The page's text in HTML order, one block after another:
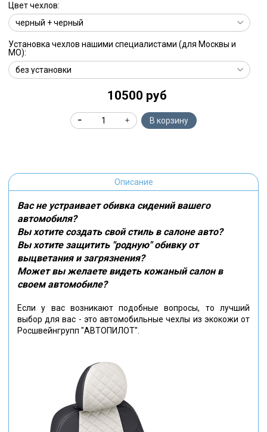
Цвет чехлов:
Установка чехлов нашими специалистами (для Москвы и
МО):
10500 руб
В корзину
Описание
Вас не устраивает обивка сидений вашего
автомобиля?
Вы хотите создать свой стиль в салоне авто?
Вы хотите защитить "родную" обивку от
выцветания и загрязнения?
Может вы желаете видеть кожаный салон в
своем автомобиле?
Если у вас возникают подобные вопросы, то лучший
выбор для вас - это автомобильные чехлы из экокожи от
Росшвейнгрупп "АВТОПИЛОТ".